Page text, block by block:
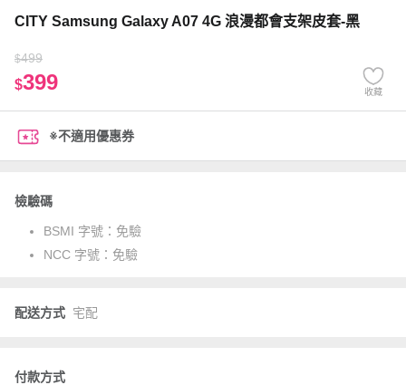
CITY Samsung Galaxy A07 4G 浪漫都會支架皮套-黑
$499
$399 收藏
※不適用優惠券
檢驗碼
BSMI 字號： 免驗
NCC 字號： 免驗
配送方式 宅配
付款方式